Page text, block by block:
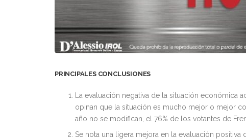
PRINCIPALES CONCLUSIONES
La evaluación negativa de la situación económica
opinan que la situación es mucho mejor o mejor
año no se modifican, el 76% de los votantes de
Se nota una ligera mejora en la evaluación